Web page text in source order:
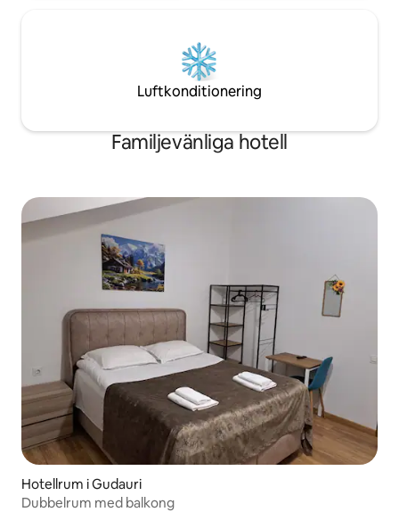
Luftkonditionering
Familjevänliga hotell
Hotellrum i Gudauri
Dubbelrum med balkong